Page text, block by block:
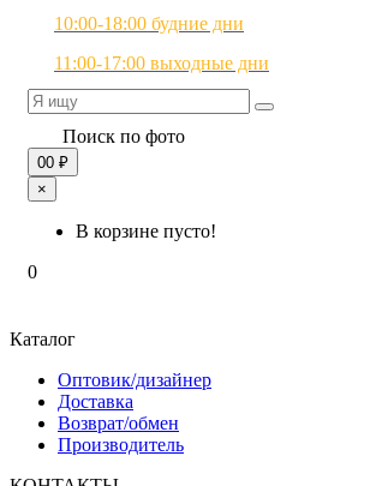
10:00-18:00 будние дни
11:00-17:00 выходные дни
Поиск по фото
00 ₽
×
В корзине пусто!
0
Каталог
Оптовик/дизайнер
Доставка
Возврат/обмен
Производитель